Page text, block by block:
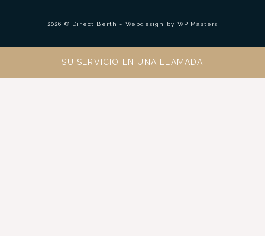
2026 © Direct Berth - Webdesign by WP Masters
SU SERVICIO EN UNA LLAMADA